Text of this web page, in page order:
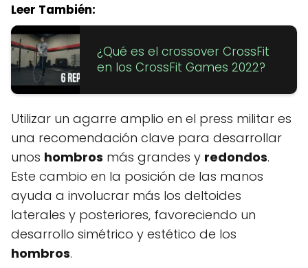
Leer También:
¿Qué es el crossover CrossFit
en los CrossFit Games 2022?
Utilizar un agarre amplio en el press militar es
una recomendación clave para desarrollar
unos hombros más grandes y redondos.
Este cambio en la posición de las manos
ayuda a involucrar más los deltoides
laterales y posteriores, favoreciendo un
desarrollo simétrico y estético de los
hombros.